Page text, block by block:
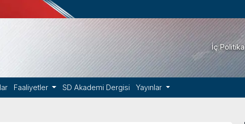
İç Politika
Faaliyetler SD Akademi Dergisi Yayınlar